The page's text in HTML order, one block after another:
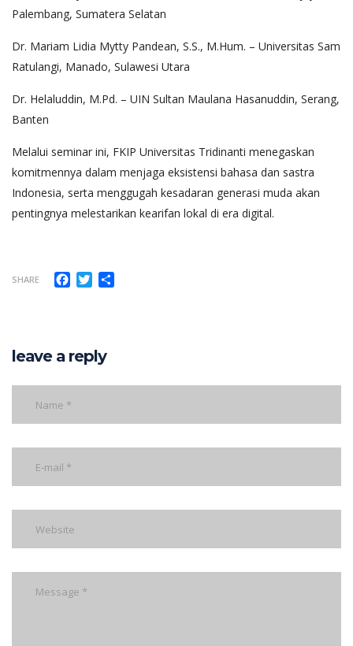
Palembang, Sumatera Selatan
Dr. Mariam Lidia Mytty Pandean, S.S., M.Hum. – Universitas Sam
Ratulangi, Manado, Sulawesi Utara
Dr. Helaluddin, M.Pd. – UIN Sultan Maulana Hasanuddin, Serang,
Banten
Melalui seminar ini, FKIP Universitas Tridinanti menegaskan
komitmennya dalam menjaga eksistensi bahasa dan sastra
Indonesia, serta menggugah kesadaran generasi muda akan
pentingnya melestarikan kearifan lokal di era digital.
SHARE Facebook
Twitter
leave a reply